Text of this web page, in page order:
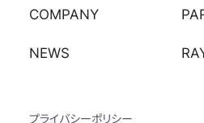
COMPANY
NEWS
プライバシーポリシー